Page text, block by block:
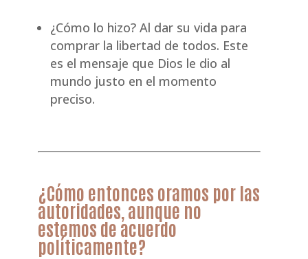
¿Cómo lo hizo? Al dar su vida para
comprar la libertad de todos. Este
es el mensaje que Dios le dio al
mundo justo en el momento
preciso.
¿Cómo entonces oramos por las
autoridades, aunque no
estemos de acuerdo
políticamente?